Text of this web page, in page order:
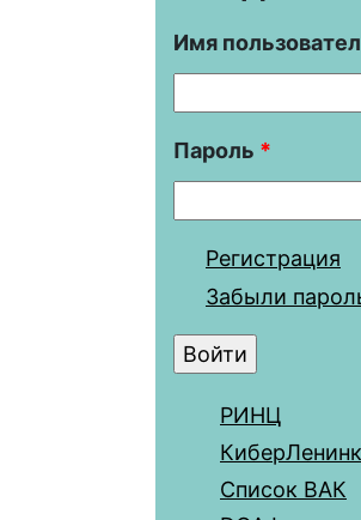
Имя
Пароль *
Регистрация
Забыли
РИНЦ
Список ВАК